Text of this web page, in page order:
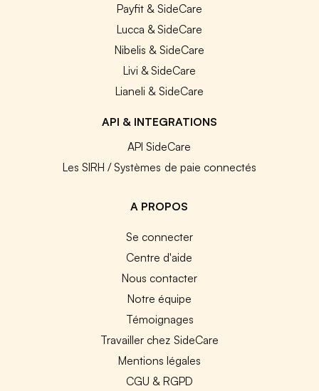
Payfit & SideCare
Lucca & SideCare
Nibelis & SideCare
Livi & SideCare
Lianeli & SideCare
API & INTEGRATIONS
API SideCare
Les SIRH / Systèmes de paie connectés
A PROPOS
Se connecter
Centre d'aide
Nous contacter
Notre équipe
Témoignages
Travailler chez SideCare
Mentions légales
CGU & RGPD